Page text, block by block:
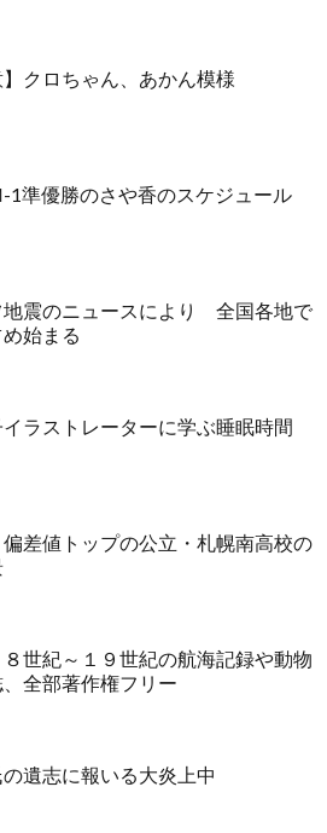
】クロちゃん、あかん模様
1準優勝のさや香のスケジュール
地震のニュースにより 全国各地で
始まる
ラストレーターに学ぶ睡眠時間
偏差値トップの公立・札幌南高校の
８世紀～１９世紀の航海記録や動物
全部著作権フリー
遺志に報いる大炎上中